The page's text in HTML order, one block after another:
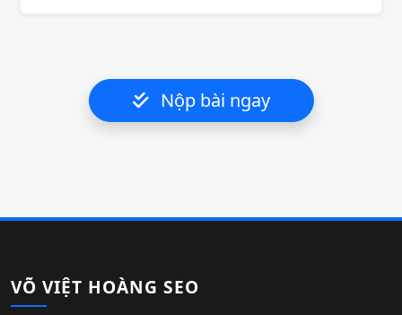
Nộp bài ngay
VÕ VIỆT HOÀNG SEO